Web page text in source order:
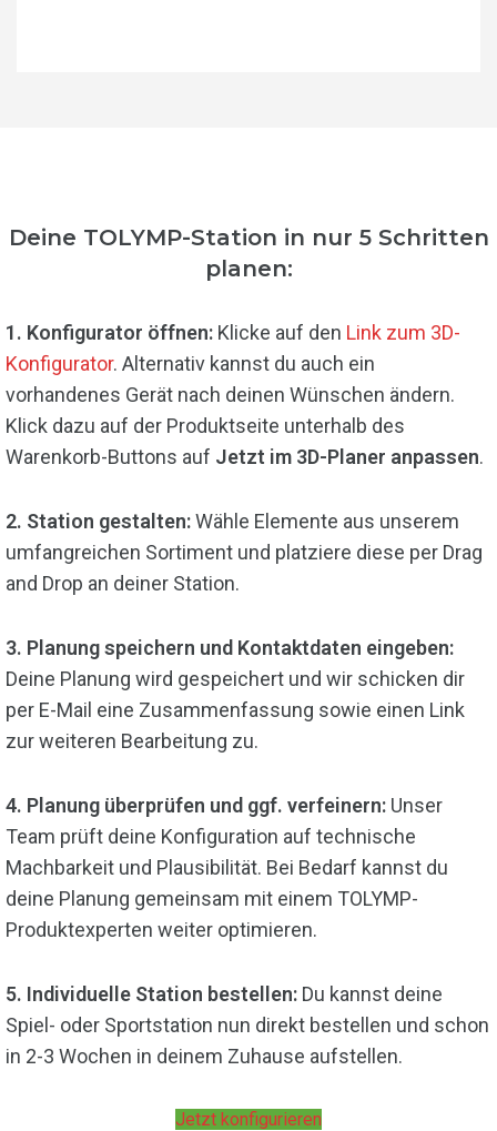
Deine TOLYMP-Station in nur 5 Schritten
planen:
1. Konfigurator öffnen: Klicke auf den Link zum 3D-
Konfigurator. Alternativ kannst du auch ein
vorhandenes Gerät nach deinen Wünschen ändern.
Klick dazu auf der Produktseite unterhalb des
Warenkorb-Buttons auf Jetzt im 3D-Planer anpassen.
2. Station gestalten:Wähle Elemente aus unserem
umfangreichen Sortiment und platziere diese per Drag
and Drop an deiner Station.
3. Planung speichern und Kontaktdaten eingeben:
Deine Planung wird gespeichert und wir schicken dir
per E-Mail eine Zusammenfassung sowie einen Link
zur weiteren Bearbeitung zu.
4. Planung überprüfen und ggf. verfeinern: Unser
Team prüft deine Konfiguration auf technische
Machbarkeit und Plausibilität. Bei Bedarf kannst du
deine Planung gemeinsam mit einem TOLYMP-
Produktexperten weiter optimieren.
5. Individuelle Station bestellen: Du kannst deine
Spiel- oder Sportstation nun direkt bestellen und schon
in 2-3 Wochen in deinem Zuhause aufstellen.
Jetzt konfigurieren